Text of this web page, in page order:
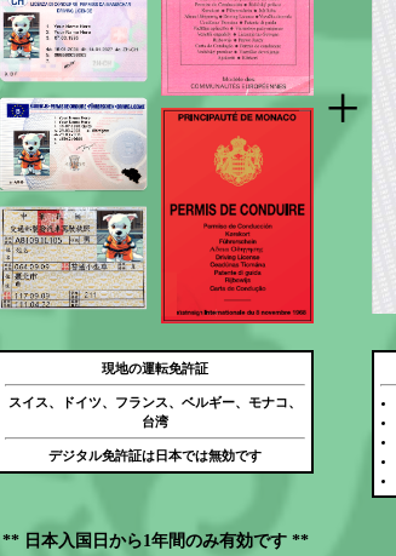
+
現地の運転免許証
スイス、ドイツ、フランス、ベルギー、モナコ、
台湾
デジタル免許証は日本では無効です
** 日本入国日から1年間のみ有効です **